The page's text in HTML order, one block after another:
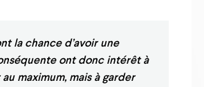
la chance d’avoir une
ont donc intérêt à
maximum, mais à garder